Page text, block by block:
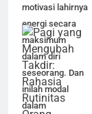
motivasi lahirnya
energi secara
maksimum
dalam diri
seseorang. Dan
inilah modal
dalam